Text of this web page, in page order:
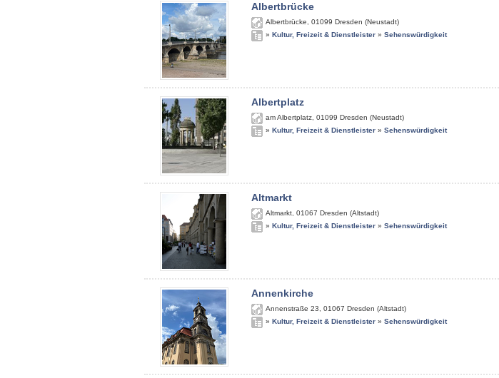
Albertbrücke
Albertbrücke 01099 Dresden (Neustadt)
» Kultur, Freizeit & Dienstleister » Sehenswürdigkeit
Albertplatz
am Albertplatz 01099 Dresden (Neustadt)
» Kultur, Freizeit & Dienstleister » Sehenswürdigkeit
Altmarkt
Altmarkt 01067 Dresden (Altstadt)
» Kultur, Freizeit & Dienstleister » Sehenswürdigkeit
Annenkirche
Annenstraße 23 01067 Dresden (Altstadt)
» Kultur, Freizeit & Dienstleister » Sehenswürdigkeit